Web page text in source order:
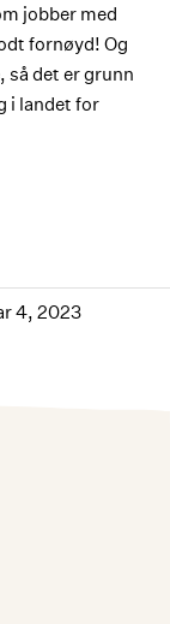
jobber med
fornøyd! Og
så det er grunn
i landet for
4, 2023